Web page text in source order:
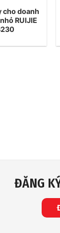
cho doanh
RUIJIE
ĐĂNG